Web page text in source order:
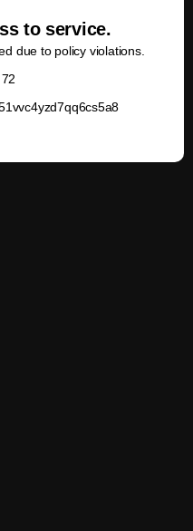
to service.
due to policy violations.